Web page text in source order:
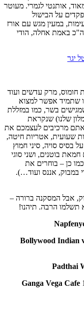
אותנטי לגמרי. מעוטר
על הבישול
במעין מגש עם אורז
סה"כ באמת אחלה, הודי
חומוס, מרק עדשים ועוד
שתמיד אפשר למצוא
בשר, כמו במזללת
שלנו) שנקראת
מרכיבים לעצמכם את
שעועית, אטריות חיטה,
בסיס סויה, סיני חמוץ
בוטנים, ושני סוגי
כן – בוחרים את
במבוק, אננס ועוד…).
אבל המסקנה ברורה –
תשלמו הרבה. תיהנו!
Bollywood Indian
Padthai
Ganga Vega Cafe